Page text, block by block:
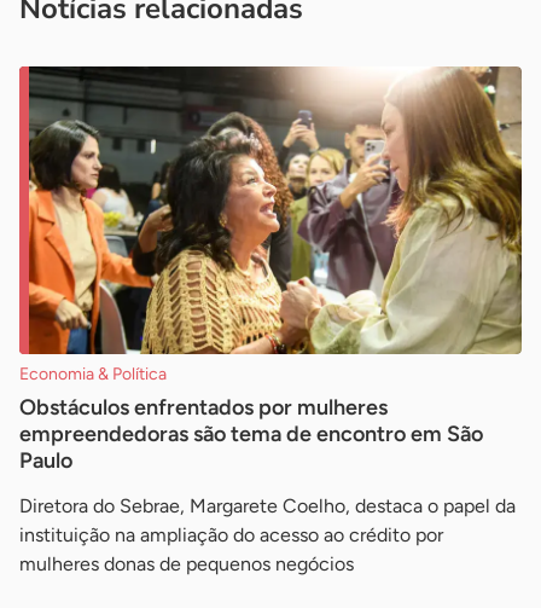
Notícias relacionadas
Economia & Política
Obstáculos enfrentados por mulheres
empreendedoras são tema de encontro em São
Paulo
Diretora do Sebrae, Margarete Coelho, destaca o papel da
instituição na ampliação do acesso ao crédito por
mulheres donas de pequenos negócios